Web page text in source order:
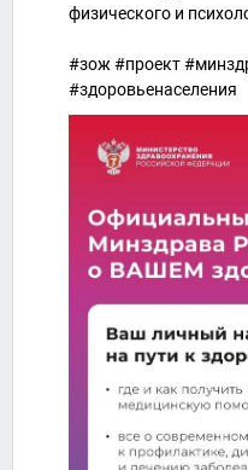
физического и
#зож #проект
#здоровьенаселения